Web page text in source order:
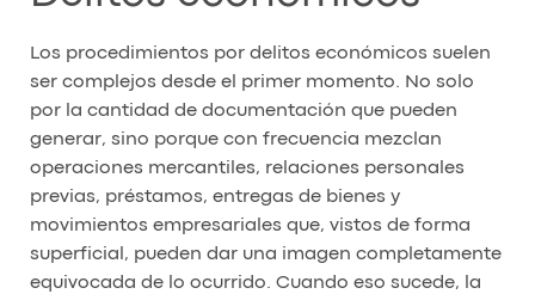
Los procedimientos por delitos económicos suelen
ser complejos desde el primer momento. No solo
por la cantidad de documentación que pueden
generar, sino porque con frecuencia mezclan
operaciones mercantiles, relaciones personales
previas, préstamos, entregas de bienes y
movimientos empresariales que, vistos de forma
superficial, pueden dar una imagen completamente
equivocada de lo ocurrido. Cuando eso sucede, la